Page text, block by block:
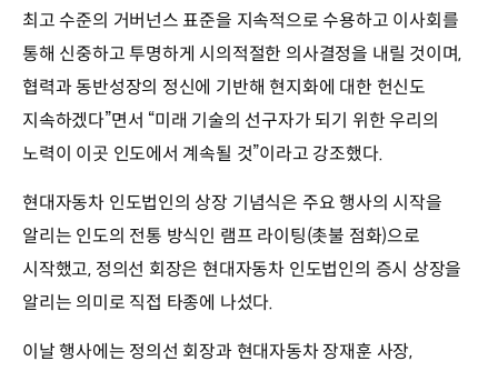
최고 수준의 거버넌스 표준을 지속적으로 수용하고 이사회를
통해 신중하고 투명하게 시의적절한 의사결정을 내릴 것이며,
협력과 동반성장의 정신에 기반해 현지화에 대한 헌신도
지속하겠다”면서 “미래 기술의 선구자가 되기 위한 우리의
노력이 이곳 인도에서 계속될 것”이라고 강조했다.
현대자동차 인도법인의 상장 기념식은 주요 행사의 시작을
알리는 인도의 전통 방식인 램프 라이팅(촛불 점화)으로
시작했고, 정의선 회장은 현대자동차 인도법인의 증시 상장을
알리는 의미로 직접 타종에 나섰다.
이날 행사에는 정의선 회장과 현대자동차 장재훈 사장,